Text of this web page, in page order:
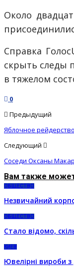
Около
Справка
скрыть следы
в тяжелом
0
Предыдущий
Яблочное рейдерство
Следующий
Соседи Оксаны
Вам также
ОБЩЕСТВО
Незвичайний
ОБЩЕСТВО
Стало відомо,
КИЕВ
Ювелірні вироби з